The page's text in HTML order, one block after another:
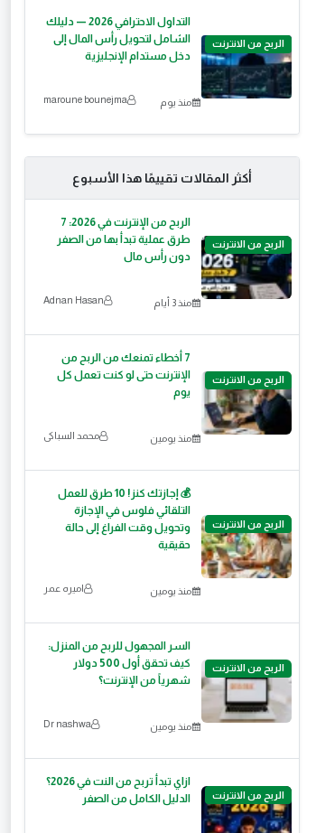
الربح من الانترنت
التداول الاحترافي 2026 — دليلك
الشامل لتحويل رأس المال إلى
دخل مستدام الإنجليزية
منذ يوم maroune bounejma
أكثر المقالات تقييمًا هذا الأسبوع
الربح من الانترنت
الربح من الإنترنت في 2026: 7
طرق عملية تبدأ بها من الصفر
دون رأس مال
منذ 3 أيام Adnan Hasan
الربح من الانترنت
7 أخطاء تمنعك من الربح من
الإنترنت حتى لو كنت تعمل كل
يوم
منذ يومين محمد السباكى
الربح من الانترنت
💰 إجازتك كنز! 10 طرق للعمل
التلقائي فلوس في الإجازة
وتحويل وقت الفراغ إلى حالة
حقيقية
منذ يومين اميره عمر
الربح من الانترنت
السر المجهول للربح من المنزل:
كيف تحقق أول 500 دولار
شهرياً من الإنترنت؟
منذ يومين Dr nashwa
الربح من الانترنت
ازاي تبدأ تربح من النت في 2026؟
الدليل الكامل من الصفر